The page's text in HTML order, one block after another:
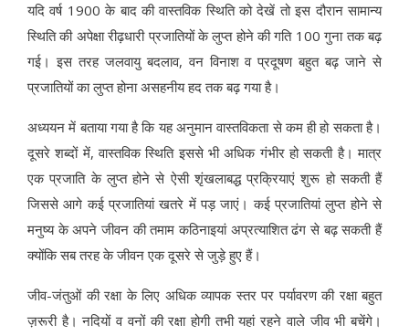
यदि वर्ष 1900 के बाद की वास्तविक स्थिति को देखें तो इस दौरान सामान्य
स्थिति की अपेक्षा रीढ़धारी प्रजातियों के लुप्त होने की गति 100 गुना तक बढ़
गई। इस तरह जलवायु बदलाव, वन विनाश व प्रदूषण बहुत बढ़ जाने से
प्रजातियों का लुप्त होना असहनीय हद तक बढ़ गया है।
अध्ययन में बताया गया है कि यह अनुमान वास्तविकता से कम ही हो सकता है।
दूसरे शब्दों में, वास्तविक स्थिति इससे भी अधिक गंभीर हो सकती है। मात्र
एक प्रजाति के लुप्त होने से ऐसी शृंखलाबद्ध प्रक्रियाएं शुरू हो सकती हैं
जिससे आगे कई प्रजातियां खतरे में पड़ जाएं। कई प्रजातियां लुप्त होने से
मनुष्य के अपने जीवन की तमाम कठिनाइयां अप्रत्याशित ढंग से बढ़ सकती हैं
क्योंकि सब तरह के जीवन एक दूसरे से जुड़े हुए हैं।
जीव-जंतुओं की रक्षा के लिए अधिक व्यापक स्तर पर पर्यावरण की रक्षा बहुत
ज़रूरी है। नदियों व वनों की रक्षा होगी तभी यहां रहने वाले जीव भी बचेंगे।